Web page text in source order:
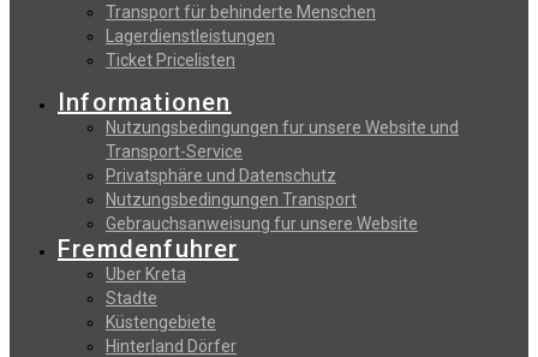
Transport für behinderte Menschen
Lagerdienstleistungen
Ticket Pricelisten
Informationen
Nutzungsbedingungen fur unsere Website und
Transport-Service
Privatsphäre und Datenschutz
Nutzungsbedingungen Transport
Gebrauchsanweisung fur unsere Website
Fremdenfuhrer
Uber Kreta
Stadte
Küstengebiete
Hinterland Dörfer